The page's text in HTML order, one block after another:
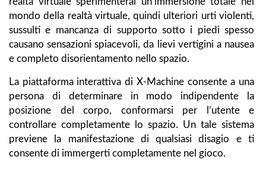
mondo della realtà virtuale, quindi ulteriori urti violenti,
sussulti e mancanza di supporto sotto i piedi spesso
causano sensazioni spiacevoli, da lievi vertigini a nausea
e completo disorientamento nello spazio.
La piattaforma interattiva di X-Machine consente a una
persona di determinare in modo indipendente la
posizione del corpo, conformarsi per l’utente e
controllare completamente lo spazio. Un tale sistema
previene la manifestazione di qualsiasi disagio e ti
consente di immergerti completamente nel gioco.